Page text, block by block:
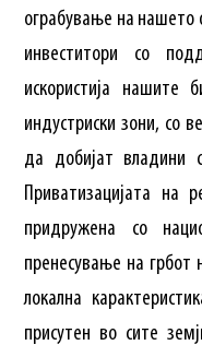
ограбување на нашето
инвеститори со
искористија нашите
индустриски зони, со
да добијат владини
Приватизацијата на
придружена со
пренесување на
локална
присутен во сите